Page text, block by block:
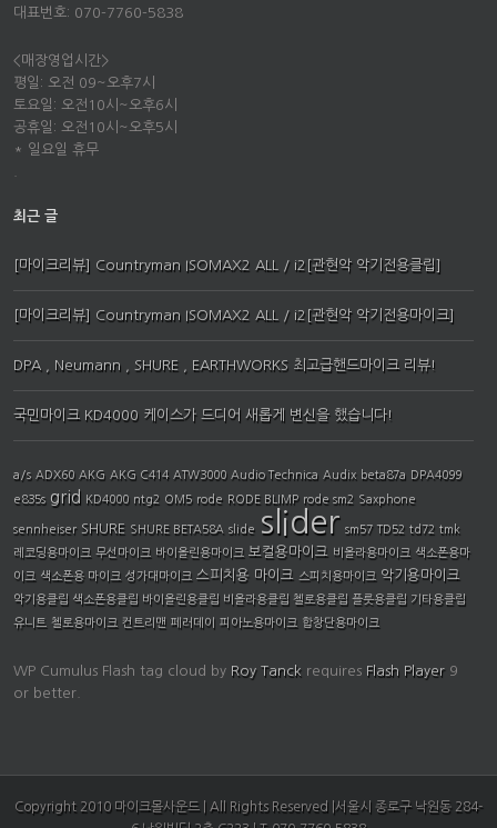
대표번호: 070-7760-5838
<매장영업시간>
평일: 오전 09~오후7시
토요일: 오전10시~오후6시
공휴일: 오전10시~오후5시
* 일요일 휴무
최근 글
[마이크리뷰] Countryman ISOMAX2 ALL / i2[관현악 악기전용클립]
[마이크리뷰] Countryman ISOMAX2 ALL / i2[관현악 악기전용마이크]
DPA , Neumann , SHURE , EARTHWORKS 최고급핸드마이크 리뷰!
국민마이크 KD4000 케이스가 드디어 새롭게 변신을 했습니다!
a/s ADX60 AKG AKG C414 ATW3000 Audio Technica Audix beta87a DPA4099
e835s grid KD4000 ntg2 OM5 rode RODE BLIMP rode sm2 Saxphone
sennheiser SHURE SHURE BETA58A slide slider sm57 TD52 td72 tmk
레코딩용마이크 무선마이크 바이올린용마이크 보컬용마이크 비올라용마이크 색소폰용마
이크 색소폰용 마이크 성가대마이크 스피치용 마이크 스피치용마이크 악기용마이크
악기용클립 색소폰용클립 바이올린용클립 비올라용클립 첼로용클립 플룻용클립 기타용클립
유니트 첼로용마이크 컨트리맨 페러데이 피아노용마이크 합창단용마이크
WP Cumulus Flash tag cloud by Roy Tanck requires Flash Player 9
or better.
Copyright 2010 마이크몰사운드 | All Rights Reserved |서울시 종로구 낙원동 284-